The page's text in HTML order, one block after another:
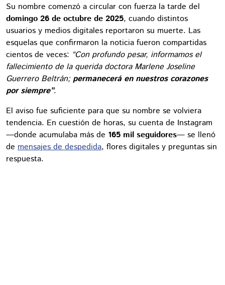
Su nombre comenzó a circular con fuerza la tarde del
domingo 26 de octubre de 2025, cuando distintos
usuarios y medios digitales reportaron su muerte. Las
esquelas que confirmaron la noticia fueron compartidas
cientos de veces: “Con profundo pesar, informamos el
fallecimiento de la querida doctora Marlene Joseline
Guerrero Beltrán; permanecerá en nuestros corazones
por siempre”.
El aviso fue suficiente para que su nombre se volviera
tendencia. En cuestión de horas, su cuenta de Instagram
—donde acumulaba más de 165 mil seguidores— se llenó
de mensajes de despedida, flores digitales y preguntas sin
respuesta.